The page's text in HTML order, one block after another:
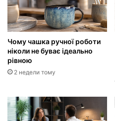
Чому чашка ручної роботи
ніколи не буває ідеально
рівною
2 недели тому